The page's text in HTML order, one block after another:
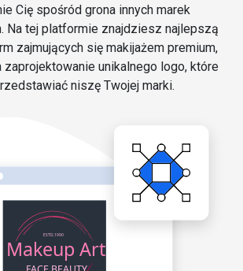
Cię spośród grona innych marek
Na tej platformie znajdziesz najlepszą
zajmujących się makijażem premium,
zaprojektowanie unikalnego logo, które
niszę Twojej marki.